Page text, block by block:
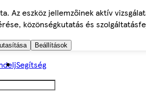
Az eszköz jellemzőinek aktív
közönségkutatás és
Beállítások
Segítség